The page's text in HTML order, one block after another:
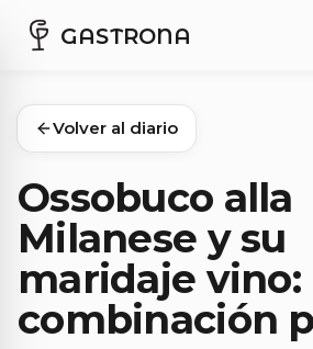
GASTRONA
Volver al diario
Ossobuco alla
Milanese y su
maridaje vino:
combinación